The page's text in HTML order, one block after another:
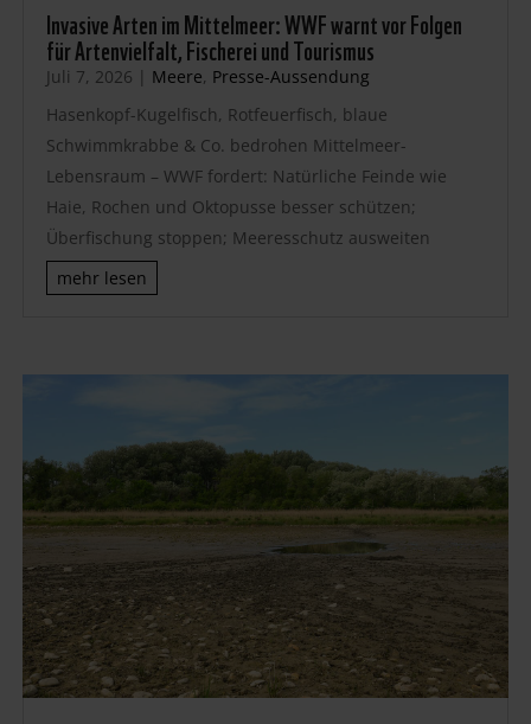
Invasive Arten im Mittelmeer: WWF warnt vor Folgen
für Artenvielfalt, Fischerei und Tourismus
Juli 7, 2026 | Meere, Presse-Aussendung
Hasenkopf-Kugelfisch, Rotfeuerfisch, blaue
Schwimmkrabbe & Co. bedrohen Mittelmeer-
Lebensraum – WWF fordert: Natürliche Feinde wie
Haie, Rochen und Oktopusse besser schützen;
Überfischung stoppen; Meeresschutz ausweiten
mehr lesen